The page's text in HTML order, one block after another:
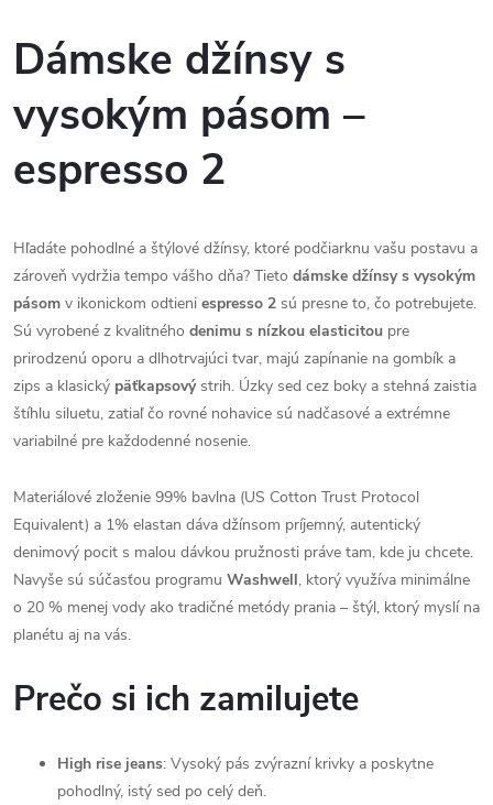
Dámske džínsy s
vysokým pásom –
espresso 2
Hľadáte pohodlné a štýlové džínsy, ktoré podčiarknu vašu postavu a
zároveň vydržia tempo vášho dňa? Tieto dámske džínsy s vysokým
pásom v ikonickom odtieni espresso 2 sú presne to, čo potrebujete.
Sú vyrobené z kvalitného denimu s nízkou elasticitou pre
prirodzenú oporu a dlhotrvajúci tvar, majú zapínanie na gombík a
zips a klasický päťkapsovýstrih. Úzky sed cez boky a stehná zaistia
štíhlu siluetu, zatiaľ čo rovné nohavice sú nadčasové a extrémne
variabilné pre každodenné nosenie.
Materiálové zloženie 99% bavlna (US Cotton Trust Protocol
Equivalent) a 1% elastan dáva džínsom príjemný, autentický
denimový pocit s malou dávkou pružnosti práve tam, kde ju chcete.
Navyše sú súčasťou programu Washwell, ktorý využíva minimálne
o 20 % menej vody ako tradičné metódy prania – štýl, ktorý myslí na
planétu aj na vás.
Prečo si ich zamilujete
High rise jeans: Vysoký pás zvýrazní krivky a poskytne
pohodlný, istý sed po celý deň.